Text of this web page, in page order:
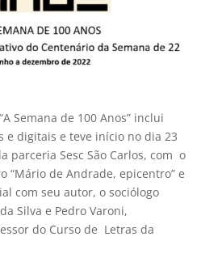
Semana de 100 Anos” inclui
e digitais e teve início no dia 23
parceria Sesc São Carlos, com o
“Mário de Andrade, epicentro” e
com seu autor, o sociólogo
Silva e Pedro Varoni,
do Curso de Letras da